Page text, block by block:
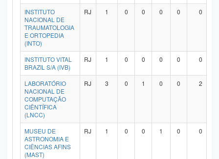
INSTITUTO
NACIONAL DE
TRAUMATOLOGIA
E ORTOPEDIA
(INTO)
RJ 1 0 0 0 0 0
INSTITUTO VITAL
BRAZIL S/A (IVB)
RJ 1 0 0 0 0 0
LABORATÓRIO
NACIONAL DE
COMPUTAÇÃO
CIÊNTÍFICA
(LNCC)
RJ 3 0 1 0 0 2
MUSEU DE
ASTRONOMIA E
CIÊNCIAS AFINS
(MAST)
RJ 1 0 0 1 0 0